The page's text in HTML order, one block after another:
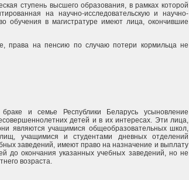
ступень высшего образования, в рамках которой
на научно-исследовательскую и научно-
обучения в магистратуре имеют лица, окончившие
права на пенсию по случаю потери кормильца не
и семье Республики Беларусь усыновление
детей и в их интересах. Эти лица,
являются учащимися общеобразовательных школ,
учащимися и студентами дневных отделений
заведений, имеют право на назначение и выплату
до окончания указанных учебных заведений, но не
возраста.